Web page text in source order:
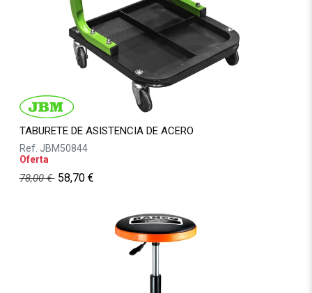
TABURETE DE ASISTENCIA DE ACERO
Ref. JBM50844
Oferta
78,00€ 58,70€